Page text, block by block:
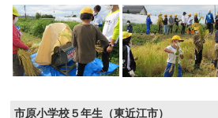
市原小学校５年生（東近江市）